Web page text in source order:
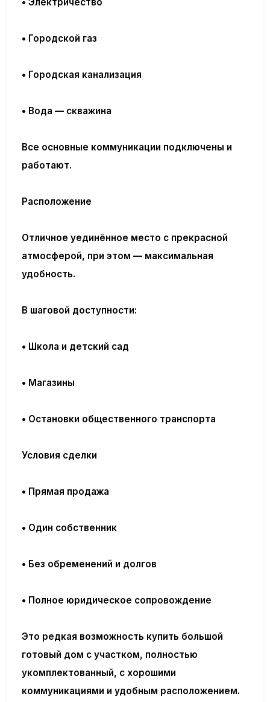
• Городской газ
• Городская канализация
• Вода — скважина
Все основные коммуникации подключены и
работают.
Расположение
Отличное уединённое место с прекрасной
атмосферой, при этом — максимальная
удобность.
В шаговой доступности:
• Школа и детский сад
• Магазины
• Остановки общественного транспорта
Условия сделки
• Прямая продажа
• Один собственник
• Без обременений и долгов
• Полное юридическое сопровождение
Это редкая возможность купить большой
готовый дом с участком, полностью
укомплектованный, с хорошими
коммуникациями и удобным расположением.